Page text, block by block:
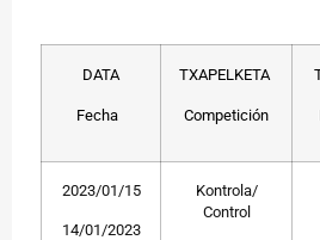
DATA
Fecha
TXAPELKETA
Competición
2023/01/15
14/01/2023
Kontrola/
Control